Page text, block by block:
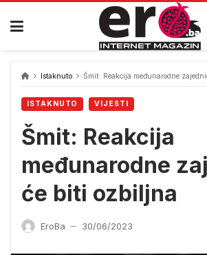
Skip
content
Istaknuto Šmit: Reakcija međunarodne
ISTAKNUTO VIJESTI
Šmit: Reakcija
međunarodne
će biti ozbiljna
EroBa — 30/06/2023